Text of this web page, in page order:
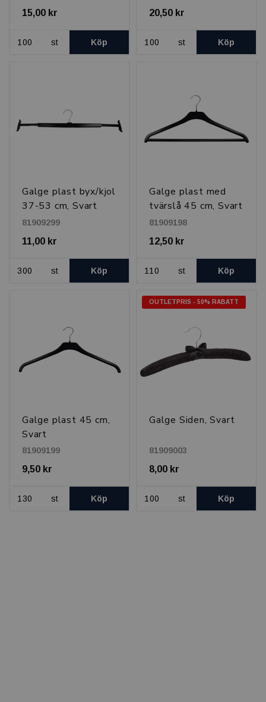
15,00 kr
st Köp
20,50 kr
st Köp
Galge plast byx/kjol
37-53 cm, Svart
81909299
11,00 kr
st Köp
Galge plast med
tvärslå 45 cm, Svart
81909198
12,50 kr
st Köp
Galge plast 45 cm,
Svart
81909199
9,50 kr
st Köp
OUTLETPRIS - 50% RABATT
Galge Siden, Svart
81909003
8,00 kr
st Köp